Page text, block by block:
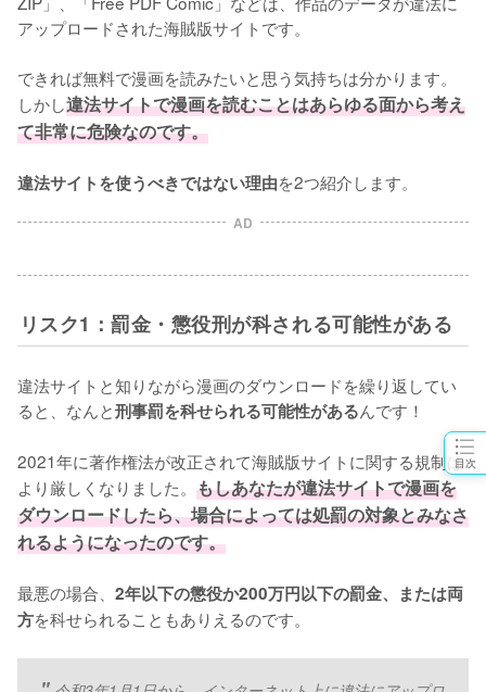
目次
アップロードされた海賊版サイトです。
できれば無料で漫画を読みたいと思う気持ちは分かります。
しかし違法サイトで漫画を読むことはあらゆる面から考え
て非常に危険なのです。
違法サイトを使うべきではない理由を2つ紹介します。
AD
リスク1：罰金・懲役刑が科される可能性がある
違法サイトと知りながら漫画のダウンロードを繰り返してい
ると、なんと刑事罰を科せられる可能性があるんです！
2021年に著作権法が改正されて海賊版サイトに関する規制は
より厳しくなりました。 もしあなたが違法サイトで漫画を
ダウンロードしたら、場合によっては処罰の対象とみなさ
れるようになったのです。
最悪の場合、 2年以下の懲役か200万円以下の罰金、または両
方を科せられることもありえるのです。